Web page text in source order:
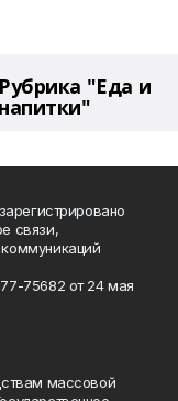
Рубрика "Еда и
напитки"
связи,
75682 от 24 мая
массовой